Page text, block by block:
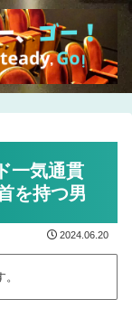
一気通貫
を持つ男
2024.06.20